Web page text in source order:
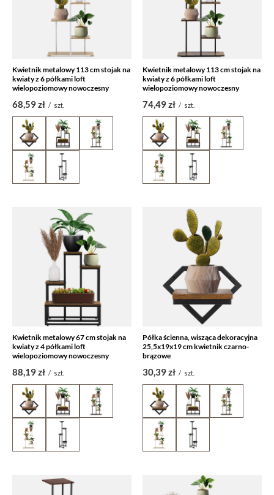
Kwietnik metalowy 113 cm stojak na
kwiaty z 6 półkami loft
wielopoziomowy nowoczesny
68,59 zł / szt.
Kwietnik metalowy 113 cm stojak na
kwiaty z 6 półkami loft
wielopoziomowy nowoczesny
74,49 zł / szt.
Kwietnik metalowy 67 cm stojak na
kwiaty z 4 półkami loft
wielopoziomowy nowoczesny
88,19 zł / szt.
Półka ścienna, wisząca dekoracyjna
25,5x19x19 cm kwietnik czarno-
brązowe
30,39 zł / szt.